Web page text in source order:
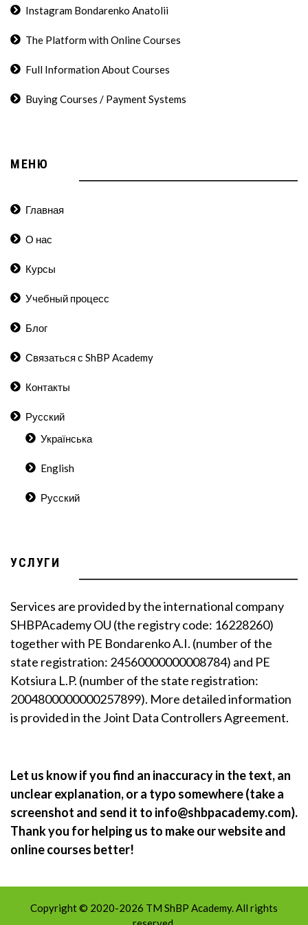
Instagram Bondarenko Anatolii
The Platform with Online Courses
Full Information About Courses
Buying Courses / Payment Systems
МЕНЮ
Главная
О нас
Курсы
Учебный процесс
Блог
Связаться с ShBP Academy
Контакты
Русский
Українська
English
Русский
УСЛУГИ
Services are provided by the international company
SHBPAcademy OU (the registry code: 16228260)
together with PE Bondarenko A.I. (number of the
state registration: 24560000000008784) and PE
Kotsiura L.P. (number of the state registration:
2004800000000257899). More detailed information
is provided in the Joint Data Controllers Agreement.
Let us know if you find an inaccuracy in the text, an
unclear explanation, or a typo somewhere (take a
screenshot and send it to info@shbpacademy.com).
Thank you for helping us to make our website and
online courses better!
Copyright © 2020-2026 TM ShBP Academy. All rights